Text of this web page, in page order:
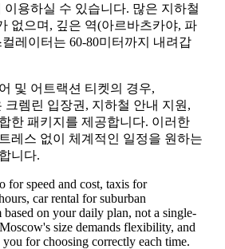
이용하실 수 있습니다. 많은 지하철
없으며, 깊은 역(아르바츠카야, 파
레이터는 60-80미터까지 내려갑
및 어트랙션 티켓의 경우,
크렘린 입장권, 지하철 안내 지원,
한 패키지를 제공합니다. 이러한
레스 없이 체계적인 일정을 원하는
니다.
for speed and cost, taxis for
car rental for suburban
on your daily plan, not a single-
size demands flexibility, and
for choosing correctly each time.